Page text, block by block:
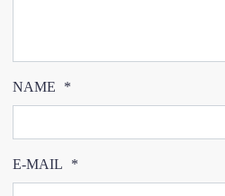
NAME *
E-MAIL *